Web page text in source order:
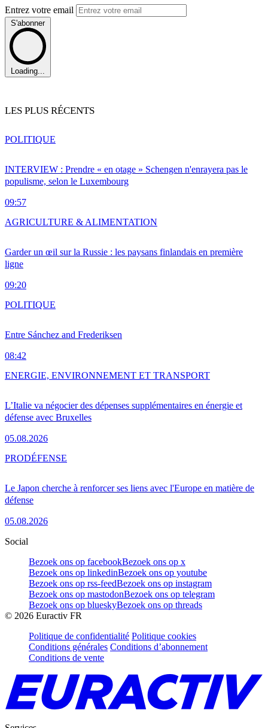
Entrez votre email
S'abonner
Loading...
LES PLUS RÉCENTS
INTERVIEW : Prendre « en otage » Schengen n'enrayera pas le
populisme, selon le Luxembourg
09:57
POLITIQUE
Garder un œil sur la Russie : les paysans finlandais en première
ligne
09:20
AGRICULTURE & ALIMENTATION
Entre Sánchez and Frederiksen
08:42
POLITIQUE
L’Italie va négocier des dépenses supplémentaires en énergie et
défense avec Bruxelles
05.08.2026
ENERGIE, ENVIRONNEMENT ET TRANSPORT
Le Japon cherche à renforcer ses liens avec l'Europe en matière de
défense
05.08.2026
PRODÉFENSE
Social
Bezoek ons op facebookBezoek ons op x
Bezoek ons op linkedinBezoek ons op youtube
Bezoek ons op rss-feedBezoek ons op instagram
Bezoek ons op mastodonBezoek ons op telegram
Bezoek ons op blueskyBezoek ons op threads
© 2026 Euractiv FR
Politique de confidentialité Politique cookies
Conditions générales Conditions d’abonnement
Conditions de vente